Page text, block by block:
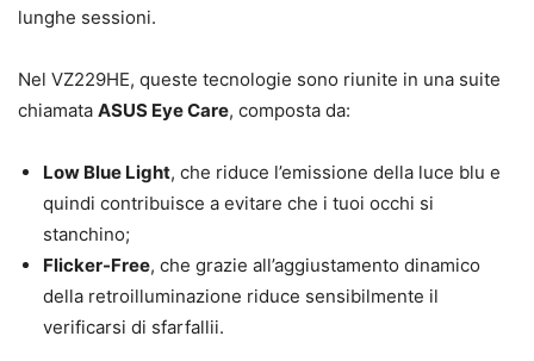
lunghe sessioni.
Nel VZ229HE, queste tecnologie sono riunite in una suite
chiamata ASUS Eye Care, composta da:
Low Blue Light, che riduce l’emissione della luce blu e
quindi contribuisce a evitare che i tuoi occhi si
stanchino;
Flicker-Free, che grazie all’aggiustamento dinamico
della retroilluminazione riduce sensibilmente il
verificarsi di sfarfallii.